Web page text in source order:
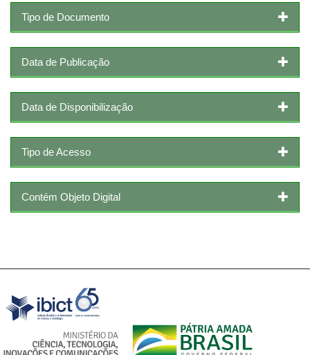
Tipo de Documento
Data de Publicação
Data de Disponibilização
Tipo de Acesso
Contém Objeto Digital